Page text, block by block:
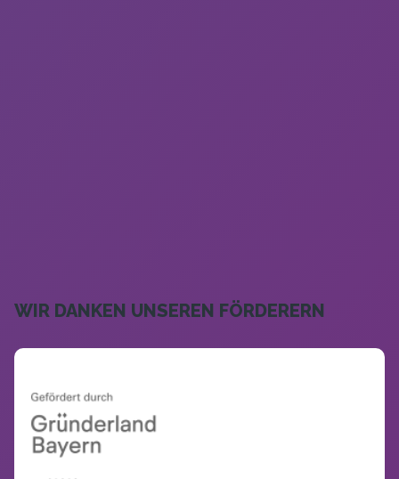
WIR DANKEN UNSEREN FÖRDERERN